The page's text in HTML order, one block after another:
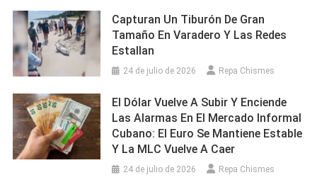
Capturan Un Tiburón De Gran
Tamaño En Varadero Y Las Redes
Estallan
24 de julio de 2026 Repa Chismes
El Dólar Vuelve A Subir Y Enciende
Las Alarmas En El Mercado Informal
Cubano: El Euro Se Mantiene Estable
Y La MLC Vuelve A Caer
24 de julio de 2026 Repa Chismes